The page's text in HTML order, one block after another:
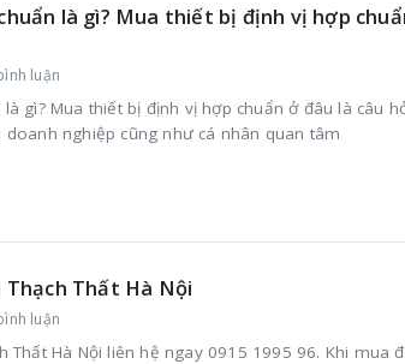
là gì? Mua thiết bị định vị hợp
luận
gì? Mua thiết bị định vị hợp chuẩn ở đâu là câu
nghiệp cũng như cá nhân quan tâm
Thất Hà Nội
luận
Thất Hà Nội liên hệ ngay 0915 1995 96. Khi mua